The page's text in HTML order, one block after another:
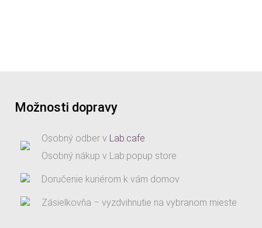
Možnosti dopravy
Osobný odber v Lab.cafe
Osobný nákup v Lab.popup store
Doručenie kuriérom k vám domov
Zásielkovňa – vyzdvihnutie na vybranom mieste